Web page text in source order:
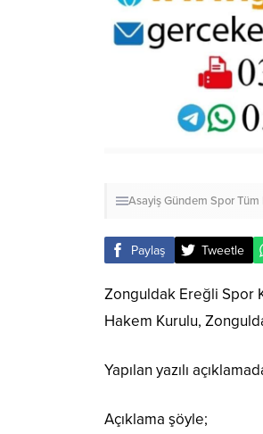
AsayişGündem SporTüm
Paylaş Tweetle
Zonguldak Ereğli Spor
Hakem Kurulu,
Yapılan yazılı
Açıklama şöyle;